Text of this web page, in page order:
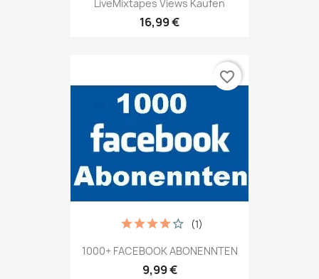
LiveMixtapes Views Kaufen
16,99 €
1000+ FACEBOOK ABONENNTEN
9,99 €
(1)
favorite_border